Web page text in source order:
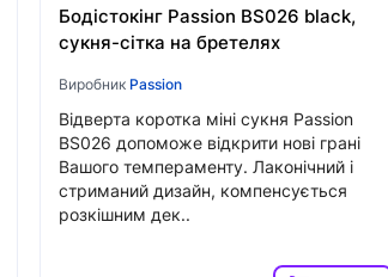
Бодістокінг Passion BS026 black,
сукня-сітка на бретелях
Виробник Passion
Відверта коротка міні сукня Passion
BS026 допоможе відкрити нові грані
Вашого темпераменту. Лаконічний і
стриманий дизайн, компенсується
розкішним дек..